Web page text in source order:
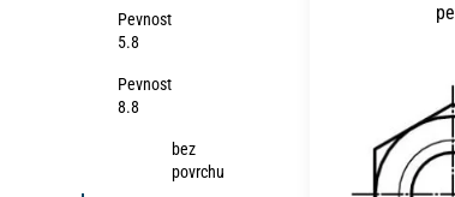
Pevnost
5.8
Pevnost
8.8
bez
povrchu